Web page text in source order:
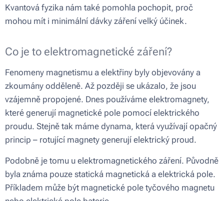
Kvantová fyzika nám také pomohla pochopit, proč
mohou mít i minimální dávky záření velký účinek.
Co je to elektromagnetické záření?
Fenomeny magnetismu a elektřiny byly objevovány a
zkoumány odděleně. Až později se ukázalo, že jsou
vzájemně propojené. Dnes používáme elektromagnety,
které generují magnetické pole pomocí elektrického
proudu. Stejně tak máme dynama, která využívají opačný
princip – rotující magnety generují elektrický proud.
Podobně je tomu u elektromagnetického záření. Původně
byla známa pouze statická magnetická a elektrická pole.
Příkladem může být magnetické pole tyčového magnetu